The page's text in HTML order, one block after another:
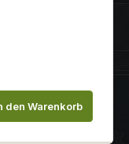
den Warenkorb